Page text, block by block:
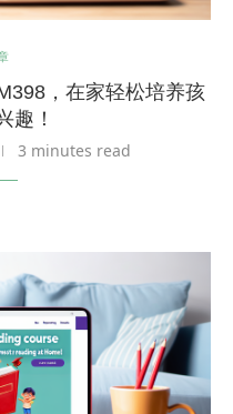
，在家轻松培养孩
趣！
3 minutes read